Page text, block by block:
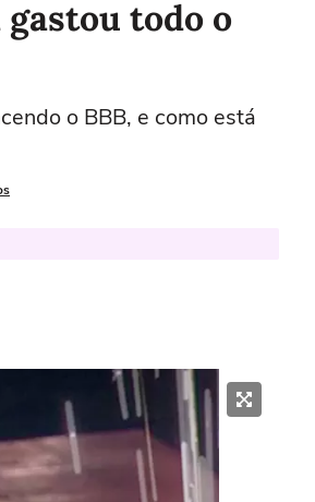
todo o
o BBB, e como está